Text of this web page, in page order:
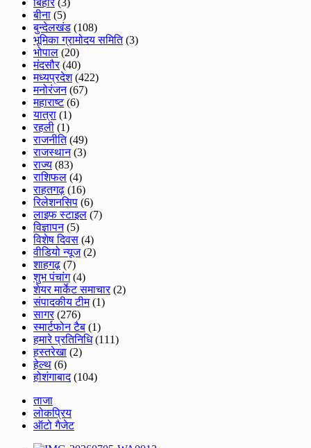
बीना (5)
बुन्देलखंड (108)
भूमिका ग्रामोदय समिति(3)
भोपाल (20)
मंदसौर(40)
मध्यप्रदेश(422)
मनोरंजन(67)
महाराष्ट(6)
यात्रा (1)
रहली (1)
राजनीति(49)
राजस्थान(3)
राज्य (83)
राशिफल (4)
राहतगढ़ (16)
रिलेशनसिप (6)
लाइफ स्टाइल (7)
विज्ञापन(5)
विशेष दिवस (4)
वीडियो न्यूज(2)
शाहगढ़ (7)
शुभ पंचांग(4)
शेयर मार्केट समाचार(2)
संपादकीय टीम(1)
सागर(276)
स्मार्टफोन टैब (1)
हमारे प्रतिनिधि(111)
हस्तरेखा (2)
हेल्थ (6)
होशंगाबाद(104)
ताजा
लोकप्रिय
ऑटो गैजेट